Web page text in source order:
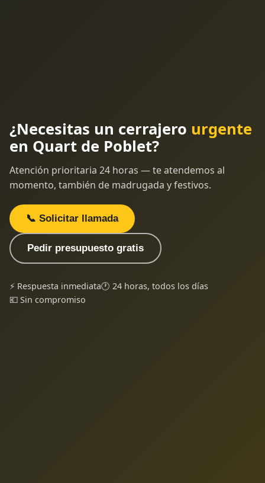
¿Necesitas un cerrajero urgente
en Quart de Poblet?
Atención prioritaria 24 horas — te atendemos al
momento, también de madrugada y festivos.
📞 Solicitar llamada
Pedir presupuesto gratis
⚡ Respuesta inmediata🕐 24 horas, todos los días
💶 Sin compromiso